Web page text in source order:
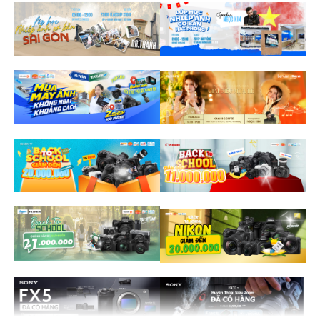
Dòng máy ảnh
Canon DSLR
Canon R
Nikon Z
2023
2024
2020
2019
2017
2015
2013